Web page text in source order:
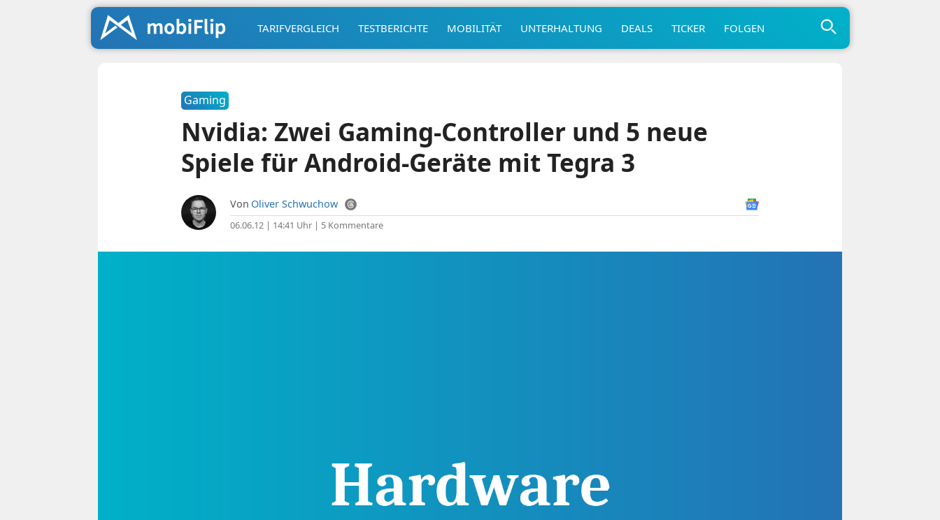
TARIFVERGLEICH TESTBERICHTE MOBILITÄT UNTERHALTUNG DEALS TICKER FOLGEN
Gaming
Nvidia: Zwei Gaming-Controller und 5 neue
Spiele für Android-Geräte mit Tegra 3
Von Oliver Schwuchow
06.06.12 | 14:41 Uhr| 5 Kommentare